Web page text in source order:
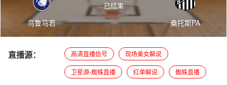
乌鲁马若
已结束
桑托斯PA
直播源： 高清直播信号 现场美女解说
卫星源-蜘蛛直播 红单解说 蜘蛛直播